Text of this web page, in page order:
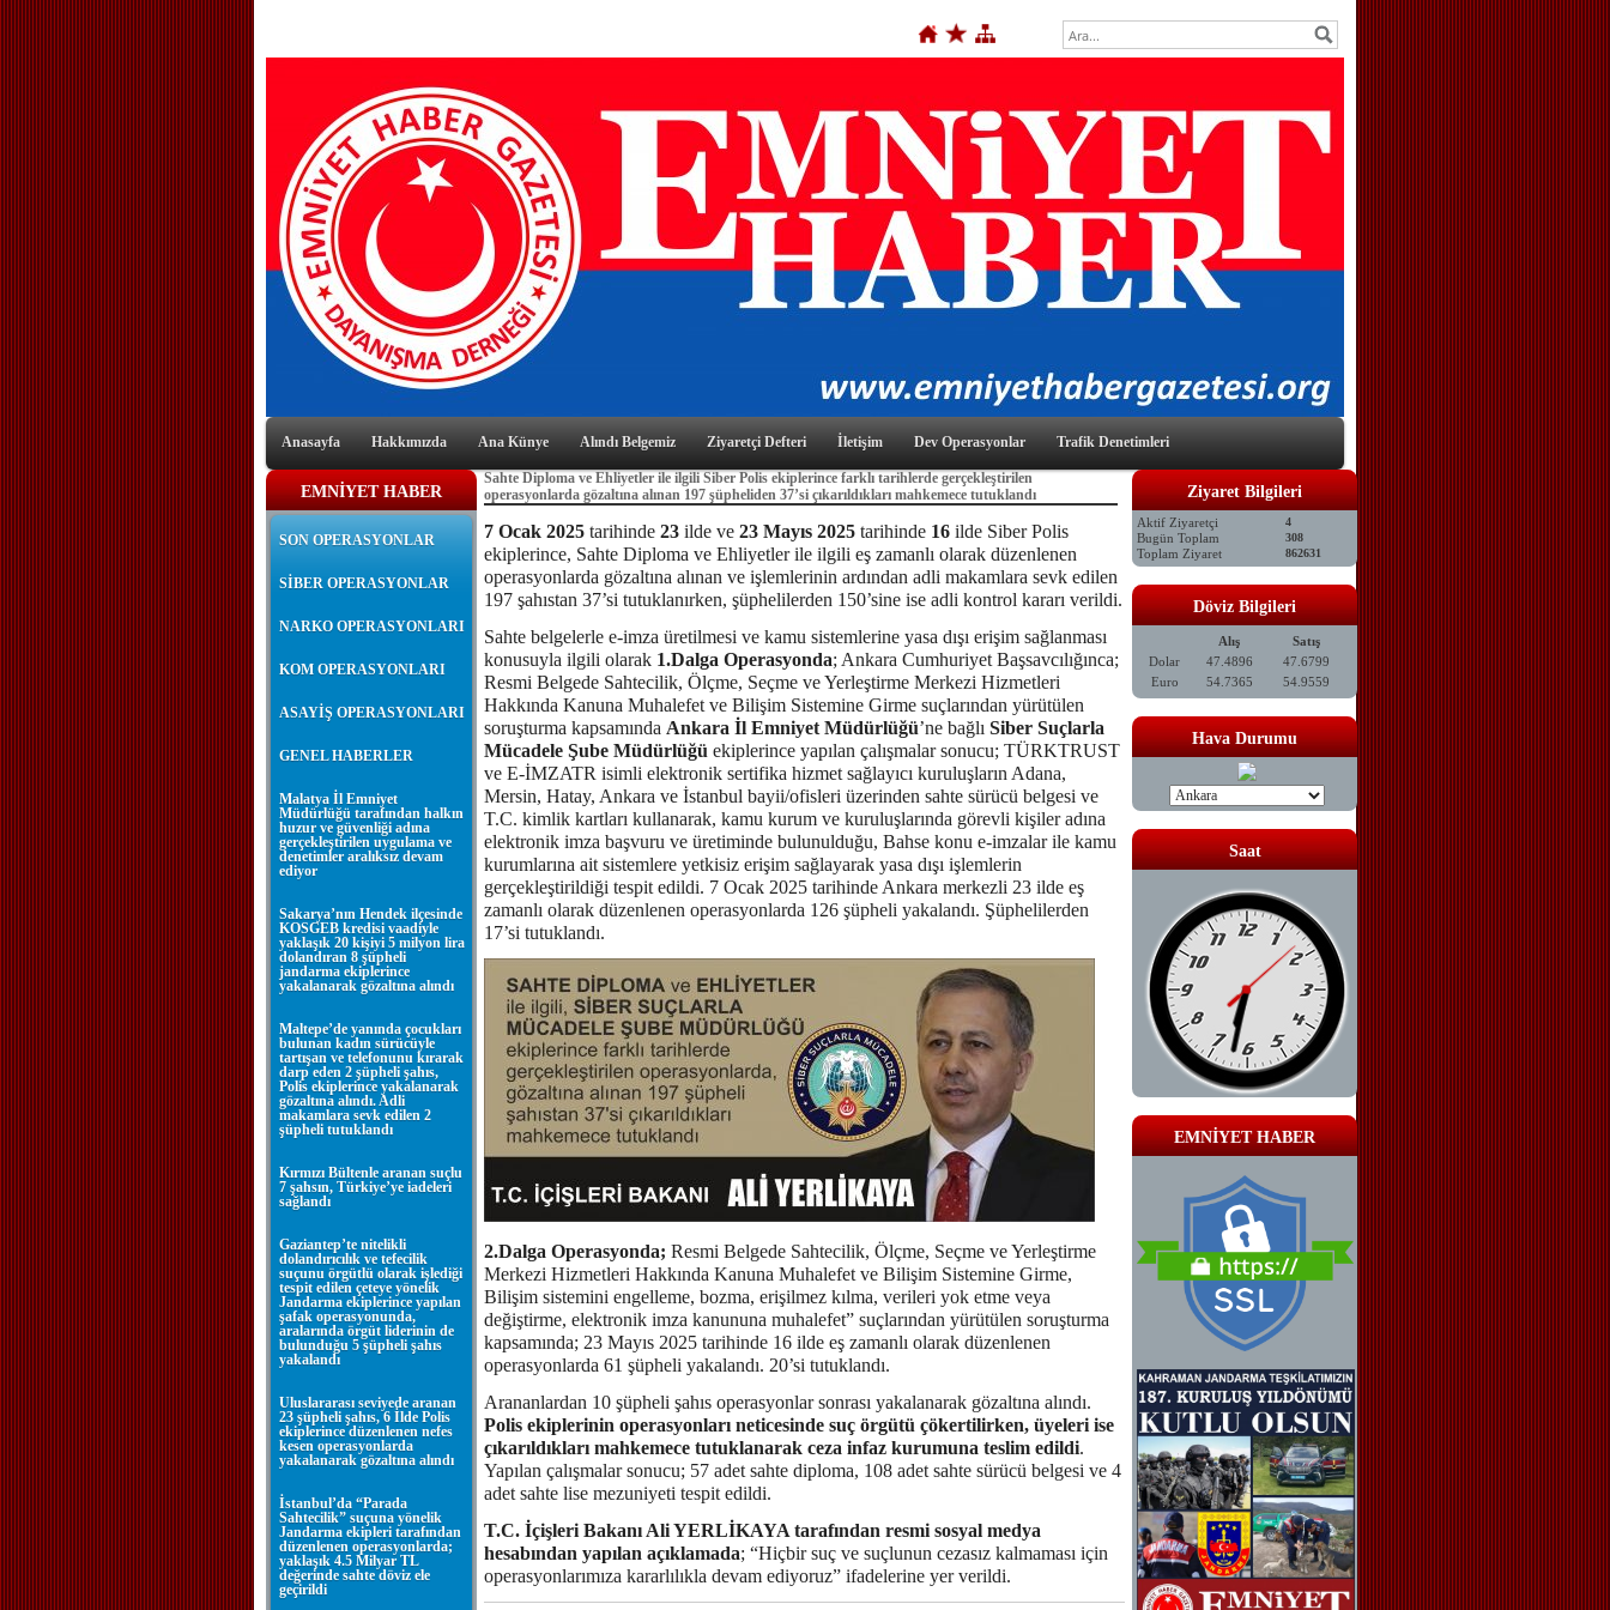
Anasayfa Hakkımızda Ana Künye Alındı Belgemiz Ziyaretçi Defteri İletişim Dev Operasyonlar Trafik Denetimleri
EMNİYET HABER
SON OPERASYONLAR
SİBER OPERASYONLAR
NARKO OPERASYONLARI
KOM OPERASYONLARI
ASAYİŞ OPERASYONLARI
GENEL HABERLER
Malatya İl Emniyet
Müdürlüğü tarafından halkın
huzur ve güvenliği adına
gerçekleştirilen uygulama ve
denetimler aralıksız devam
ediyor
Sakarya’nın Hendek ilçesinde
KOSGEB kredisi vaadiyle
yaklaşık 20 kişiyi 5 milyon lira
dolandıran 8 şüpheli
jandarma ekiplerince
yakalanarak gözaltına alındı
Maltepe’de yanında çocukları
bulunan kadın sürücüyle
tartışan ve telefonunu kırarak
darp eden 2 şüpheli şahıs,
Polis ekiplerince yakalanarak
gözaltına alındı. Adli
makamlara sevk edilen 2
şüpheli tutuklandı
Kırmızı Bültenle aranan suçlu
7 şahsın, Türkiye’ye iadeleri
sağlandı
Gaziantep’te nitelikli
dolandırıcılık ve tefecilik
suçunu örgütlü olarak işlediği
tespit edilen çeteye yönelik
Jandarma ekiplerince yapılan
şafak operasyonunda,
aralarında örgüt liderinin de
bulunduğu 5 şüpheli şahıs
yakalandı
Uluslararası seviyede aranan
23 şüpheli şahıs, 6 İlde Polis
ekiplerince düzenlenen nefes
kesen operasyonlarda
yakalanarak gözaltına alındı
İstanbul’da “Parada
Sahtecilik” suçuna yönelik
Jandarma ekipleri tarafından
düzenlenen operasyonlarda;
yaklaşık 4.5 Milyar TL
değerinde sahte döviz ele
geçirildi
Sahte Diploma ve Ehliyetler ile ilgili Siber Polis ekiplerince farklı tarihlerde gerçekleştirilen
operasyonlarda gözaltına alınan 197 şüpheliden 37’si çıkarıldıkları mahkemece tutuklandı
7 Ocak 2025 tarihinde 23 ilde ve 23 Mayıs 2025 tarihinde 16 ilde Siber Polis
ekiplerince, Sahte Diploma ve Ehliyetler ile ilgili eş zamanlı olarak düzenlenen
operasyonlarda gözaltına alınan ve işlemlerinin ardından adli makamlara sevk edilen
197 şahıstan 37’si tutuklanırken, şüphelilerden 150’sine ise adli kontrol kararı verildi.
Sahte belgelerle e-imza üretilmesi ve kamu sistemlerine yasa dışı erişim sağlanması
konusuyla ilgili olarak 1.Dalga Operasyonda; Ankara Cumhuriyet Başsavcılığınca;
Resmi Belgede Sahtecilik, Ölçme, Seçme ve Yerleştirme Merkezi Hizmetleri
Hakkında Kanuna Muhalefet ve Bilişim Sistemine Girme suçlarından yürütülen
soruşturma kapsamında Ankara İl Emniyet Müdürlüğü’ne bağlı Siber Suçlarla
Mücadele Şube Müdürlüğü ekiplerince yapılan çalışmalar sonucu; TÜRKTRUST
ve E-İMZATR isimli elektronik sertifika hizmet sağlayıcı kuruluşların Adana,
Mersin, Hatay, Ankara ve İstanbul bayii/ofisleri üzerinden sahte sürücü belgesi ve
T.C. kimlik kartları kullanarak, kamu kurum ve kuruluşlarında görevli kişiler adına
elektronik imza başvuru ve üretiminde bulunulduğu, Bahse konu e-imzalar ile kamu
kurumlarına ait sistemlere yetkisiz erişim sağlayarak yasa dışı işlemlerin
gerçekleştirildiği tespit edildi. 7 Ocak 2025 tarihinde Ankara merkezli 23 ilde eş
zamanlı olarak düzenlenen operasyonlarda 126 şüpheli yakalandı. Şüphelilerden
17’si tutuklandı.
2.Dalga Operasyonda; Resmi Belgede Sahtecilik, Ölçme, Seçme ve Yerleştirme
Merkezi Hizmetleri Hakkında Kanuna Muhalefet ve Bilişim Sistemine Girme,
Bilişim sistemini engelleme, bozma, erişilmez kılma, verileri yok etme veya
değiştirme, elektronik imza kanununa muhalefet” suçlarından yürütülen soruşturma
kapsamında; 23 Mayıs 2025 tarihinde 16 ilde eş zamanlı olarak düzenlenen
operasyonlarda 61 şüpheli yakalandı. 20’si tutuklandı.
Arananlardan 10 şüpheli şahıs operasyonlar sonrası yakalanarak gözaltına alındı.
Polis ekiplerinin operasyonları neticesinde suç örgütü çökertilirken, üyeleri ise
çıkarıldıkları mahkemece tutuklanarak ceza infaz kurumuna teslim edildi.
Yapılan çalışmalar sonucu; 57 adet sahte diploma, 108 adet sahte sürücü belgesi ve 4
adet sahte lise mezuniyeti tespit edildi.
T.C. İçişleri Bakanı Ali YERLİKAYA tarafından resmi sosyal medya
hesabından yapılan açıklamada; “Hiçbir suç ve suçlunun cezasız kalmaması için
operasyonlarımıza kararlılıkla devam ediyoruz” ifadelerine yer verildi.
Ziyaret Bilgileri
Aktif Ziyaretçi 4
Bugün Toplam 308
Toplam Ziyaret 862631
Döviz Bilgileri
Alış
Satış
Dolar
47.4896
47.6799
Euro
54.7365 54.9559
Hava Durumu
Saat
EMNİYET HABER